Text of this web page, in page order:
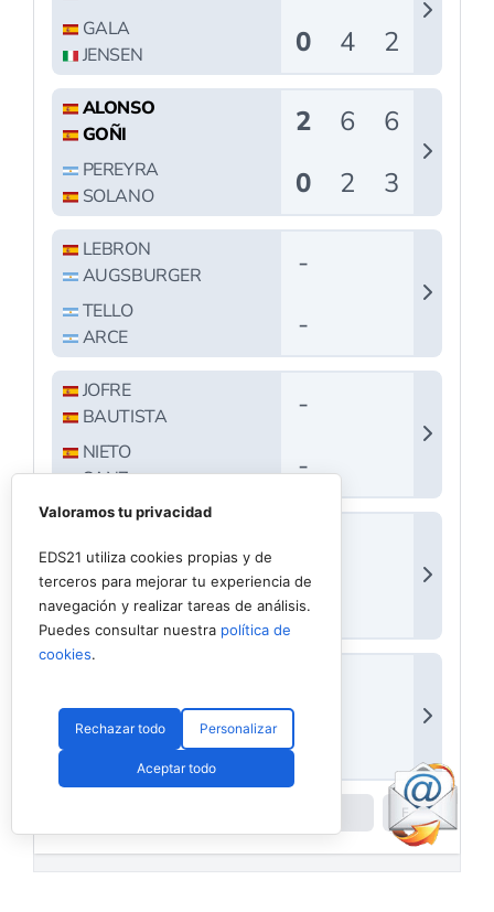
Valoramos tu privacidad
EDS21 utiliza cookies propias y de
terceros para mejorar tu experiencia de
navegación y realizar tareas de análisis.
Puedes consultar nuestra política de
cookies.
Rechazar todo Personalizar
Aceptar todo